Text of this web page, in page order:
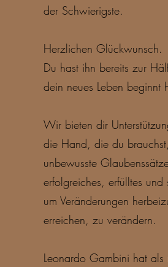
der Schwierigste.
Herzlichen Glückwunsch.
Du hast ihn bereits zur
dein neues Leben beginnt
Wir bieten dir
die Hand, die du
unbewusste
erfolgreiches, erfülltes und
um Veränderungen
erreichen, zu verändern.
Leonardo Gambini hat als